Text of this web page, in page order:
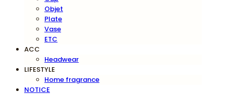
Objet
Plate
Vase
ETC
ACC
Headwear
LIFESTYLE
Home fragrance
NOTICE